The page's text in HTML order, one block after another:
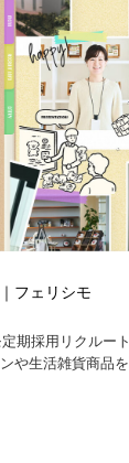
フェリシモ
期採用リクルー
や生活雑貨商品